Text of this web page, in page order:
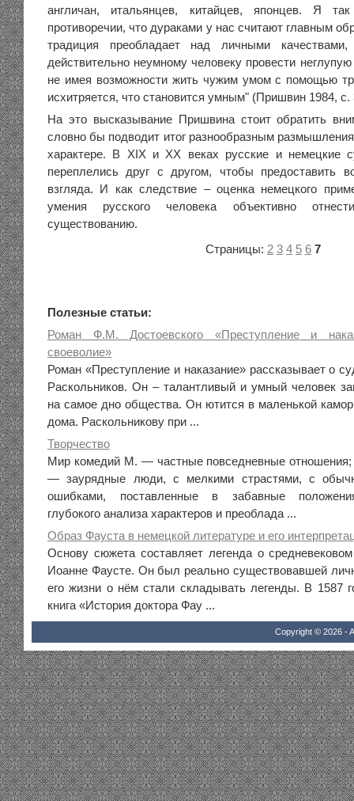
англичан, итальянцев, китайцев, японцев. Я
противоречии, что дураками у нас считают главным
традиция преобладает над личными
действительно неумному человеку провести
не имея возможности жить чужим умом с помощью
исхитряется, что становится умным" (Пришвин 1984, с.
На это высказывание Пришвина стоит обратить
словно бы подводит итог разнообразным
характере. В XIX и XX веках русские и немецкие
переплелись друг с другом, чтобы предоставить
взгляда. И как следствие – оценка немецкого
умения русского человека объективно
существованию.
Страницы: 2 3 4 5 6 7
Полезные статьи:
Роман Ф.М. Достоевского «Преступление и
своеволие»
Роман «Преступление и наказание» рассказывает о
Раскольников. Он – талантливый и умный человек
на самое дно общества. Он ютится в маленькой
дома. Раскольникову при ...
Творчество
Мир комедий М. — частные повседневные
— заурядные люди, с мелкими страстями, с
ошибками, поставленные в забавные
глубокого анализа характеров и преоблада ...
Образ Фауста в немецкой литературе и его
Основу сюжета составляет легенда о
Иоанне Фаусте. Он был реально существовавшей
его жизни о нём стали складывать легенды. В 1587
книга «История доктора Фау ...
Copyright © 2026 -